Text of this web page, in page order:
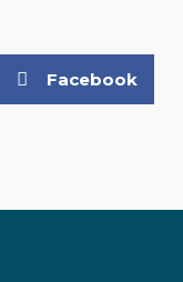
Facebook